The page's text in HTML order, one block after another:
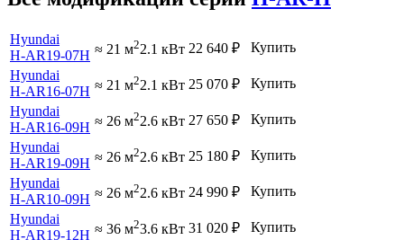
Hyundai
H-AR19-07H ≈ 21 м22.1 кВт 22 640 ₽
Купить
Hyundai
H-AR16-07H ≈ 21 м22.1 кВт 25 070 ₽
Купить
Hyundai
H-AR16-09H ≈ 26 м22.6 кВт 27 650 ₽
Купить
Hyundai
H-AR19-09H ≈ 26 м22.6 кВт 25 180 ₽
Купить
Hyundai
H-AR10-09H ≈ 26 м22.6 кВт 24 990 ₽
Купить
Hyundai
H-AR19-12H ≈ 36 м23.6 кВт 31 020 ₽
Купить